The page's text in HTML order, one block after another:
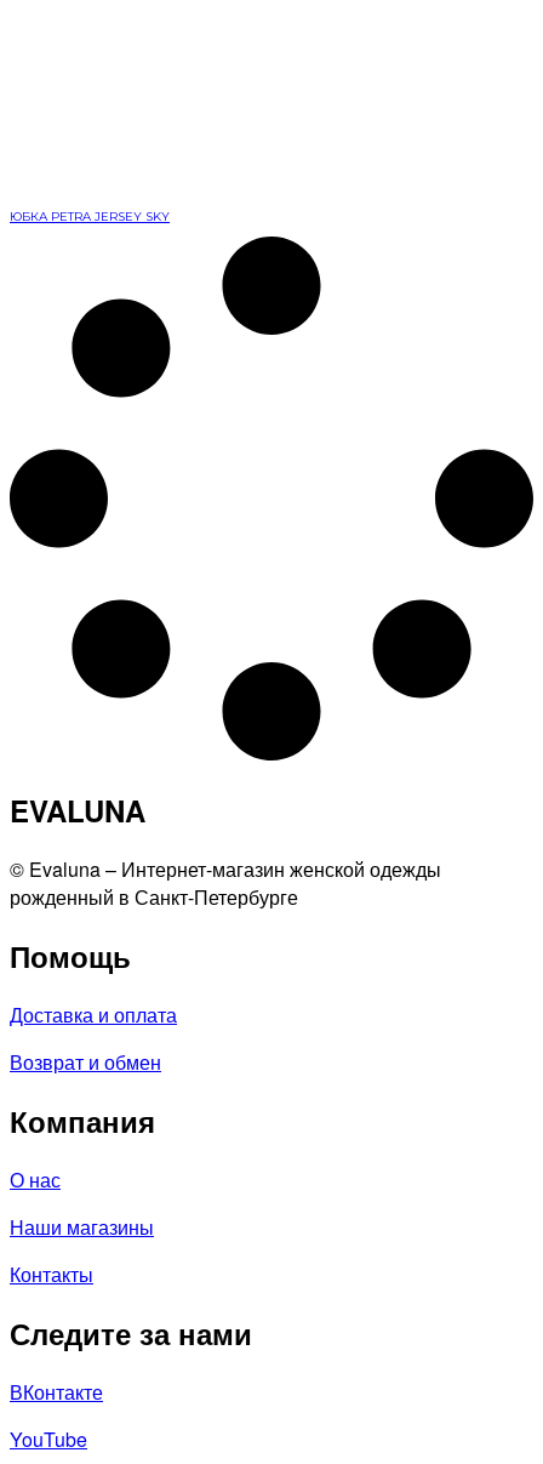
ЮБКА PETRA JERSEY SKY
EVALUNA
©️ Evaluna – Интернет-магазин женской одежды
рожденный в Санкт-Петербурге
Помощь
Доставка и оплата
Возврат и обмен
Компания
О нас
Наши магазины
Контакты
Следите за нами
ВКонтакте
YouTube